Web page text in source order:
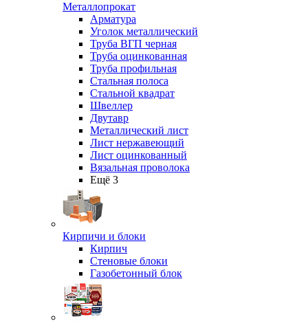
Металлопрокат
Арматура
Уголок металлический
Труба ВГП черная
Труба оцинкованная
Труба профильная
Стальная полоса
Стальной квадрат
Швеллер
Двутавр
Металлический лист
Лист нержавеющий
Лист оцинкованный
Вязальная проволока
Ещё 3
Кирпичи и блоки
Кирпич
Стеновые блоки
Газобетонный блок